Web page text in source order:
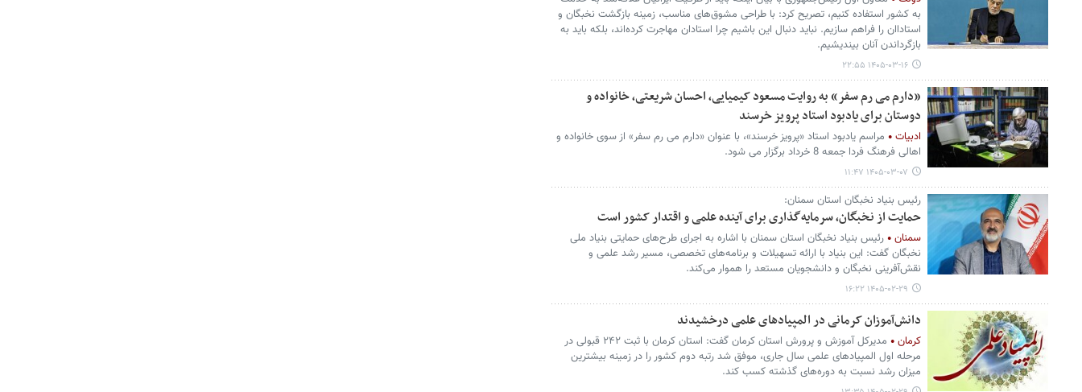
به کشور استفاده کنیم، تصریح کرد: با طراحی مشوق‌های مناسب، زمینه بازگشت نخبگان و
استاداان را فراهم سازیم. نباید دنبال این باشیم چرا استادان مهاجرت کرده‌اند، بلکه باید به
بازگرداندن آنان بیندیشیم.
۱۴۰۵-۰۳-۱۶ ۲۲:۵۵
«دارم می رم سفر» به روایت مسعود کیمیایی، احسان شریعتی، خانواده و
دوستان برای یادبود استاد پرویز خرسند
ادبیات
مراسم یادبود استاد «پرویز خرسند»، با عنوان «دارم می رم سفر» از سوی خانواده و
اهالی فرهنگ فردا جمعه 8 خرداد برگزار می شود.
۱۴۰۵-۰۳-۰۷ ۱۱:۴۷
رئیس بنیاد نخبگان استان سمنان:
حمایت از نخبگان، سرمایه‌گذاری برای آینده علمی و اقتدار کشور است
سمنان
رئیس بنیاد نخبگان استان سمنان با اشاره به اجرای طرح‌های حمایتی بنیاد ملی
نخبگان گفت: این بنیاد با ارائه تسهیلات و برنامه‌های تخصصی، مسیر رشد علمی و
نقش‌آفرینی نخبگان و دانشجویان مستعد را هموار می‌کند.
۱۴۰۵-۰۲-۲۹ ۱۶:۲۲
دانش‌آموزان کرمانی در المپیادهای علمی درخشیدند
کرمان
مدیرکل آموزش و پرورش استان کرمان گفت: استان کرمان با ثبت ۲۴۲ قبولی در
مرحله اول المپیادهای علمی سال جاری، موفق شد رتبه دوم کشور را در زمینه بیشترین
میزان رشد نسبت به دوره‌های گذشته کسب کند.